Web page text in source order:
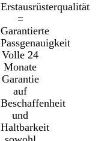
Erstausrüsterqualität
=
Garantierte
Passgenauigkeit
Volle 24
Monate
Garantie
auf
Beschaffenheit
und
Haltbarkeit